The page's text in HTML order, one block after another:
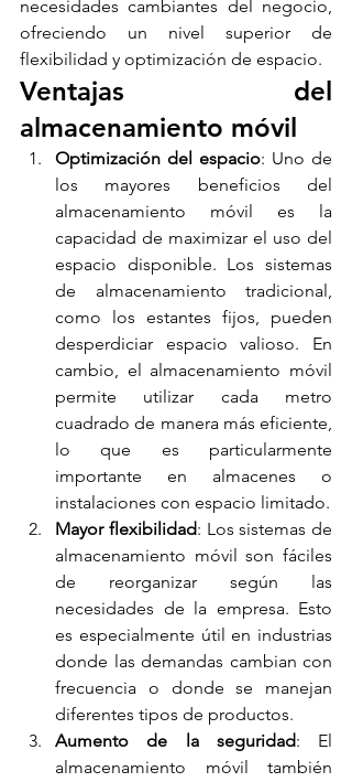
necesidades cambiantes del negocio,
ofreciendo un nivel superior de
flexibilidad y optimización de espacio.
Ventajas del
almacenamiento móvil
Optimización del espacio: Uno de
los mayores beneficios del
almacenamiento móvil es la
capacidad de maximizar el uso del
espacio disponible. Los sistemas
de almacenamiento tradicional,
como los estantes fijos, pueden
desperdiciar espacio valioso. En
cambio, el almacenamiento móvil
permite utilizar cada metro
cuadrado de manera más eficiente,
lo que es particularmente
importante en almacenes o
instalaciones con espacio limitado.
Mayor flexibilidad: Los sistemas de
almacenamiento móvil son fáciles
de reorganizar según las
necesidades de la empresa. Esto
es especialmente útil en industrias
donde las demandas cambian con
frecuencia o donde se manejan
diferentes tipos de productos.
Aumento de la seguridad: El
almacenamiento móvil también